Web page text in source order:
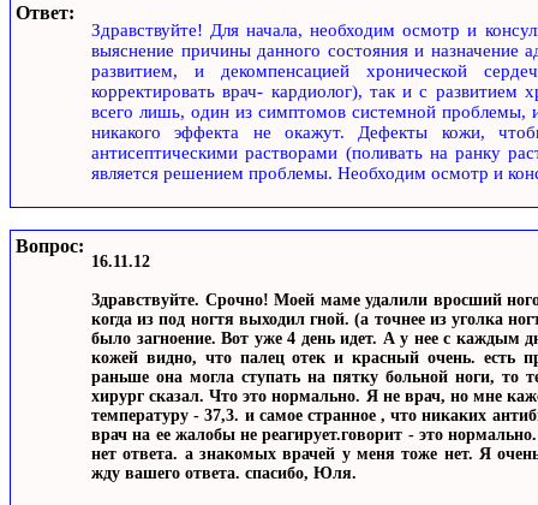
Ответ:
Здравствуйте! Для начала, необходим осмотр и
выяснение причины данного состояния и назначение
развитием, и декомпенсацией хронической
корректировать врач- кардиолог), так и с развитием
всего лишь, один из симптомов системной проблемы,
никакого эффекта не окажут. Дефекты кожи,
антисептическими растворами (поливать на ранку
является решением проблемы. Необходим осмотр и
Вопрос:
16.11.12
Здравствуйте. Срочно! Моей маме удалили вросший
когда из под ногтя выходил гной. (а точнее из уголка
было загноение. Вот уже 4 день идет. А у нее с каждым
кожей видно, что палец отек и красный очень. есть
раньше она могла ступать на пятку больной ноги, то
хирург сказал. Что это нормально. Я не врач, но мне
температуру - 37,3. и самое странное , что никаких
врач на ее жалобы не реагирует.говорит - это
нет ответа. а знакомых врачей у меня тоже нет. Я
жду вашего ответа. спасибо, Юля.